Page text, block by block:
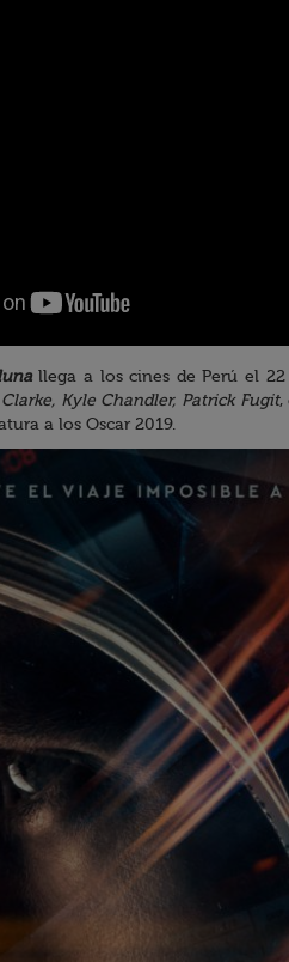
llega a los cines de Perú el
Kyle Chandler, Patrick Fugit,
a los Oscar 2019.